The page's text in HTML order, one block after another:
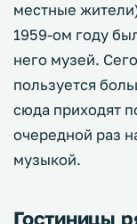
местные
1959-ом году
него музей.
пользуется
сюда приходят
очередной раз
музыкой.
Гостиницы